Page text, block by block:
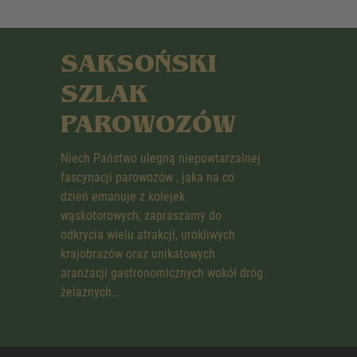
SAKSOŃSKI
SZLAK
PAROWOZÓW
Niech Państwo ulegną niepowtarzalnej
fascynacji parowozów , jaka na co
dzień emanuje z kolejek
wąskotorowych; zapraszamy do
odkrycia wielu atrakcji, urokliwych
krajobrazów oraz unikatowych
aranżacji gastronomicznych wokół dróg
żelaznych…